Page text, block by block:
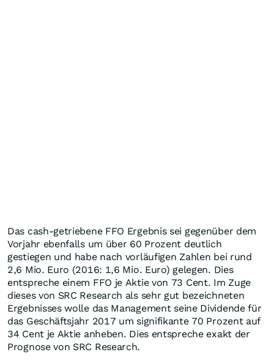
Das cash-getriebene FFO Ergebnis sei gegenüber dem
Vorjahr ebenfalls um über 60 Prozent deutlich
gestiegen und habe nach vorläufigen Zahlen bei rund
2,6 Mio. Euro (2016: 1,6 Mio. Euro) gelegen. Dies
entspreche einem FFO je Aktie von 73 Cent. Im Zuge
dieses von SRC Research als sehr gut bezeichneten
Ergebnisses wolle das Management seine Dividende für
das Geschäftsjahr 2017 um signifikante 70 Prozent auf
34 Cent je Aktie anheben. Dies entspreche exakt der
Prognose von SRC Research.